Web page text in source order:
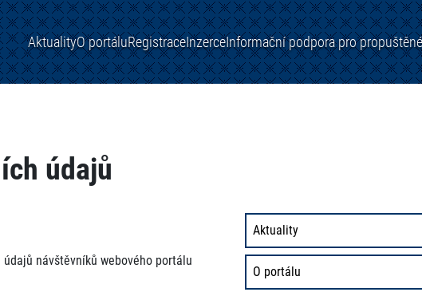
AktualityO portáluRegistraceInzerceInformační podpora pro
údajů
návštěvníků webového portálu
Aktuality
O portálu